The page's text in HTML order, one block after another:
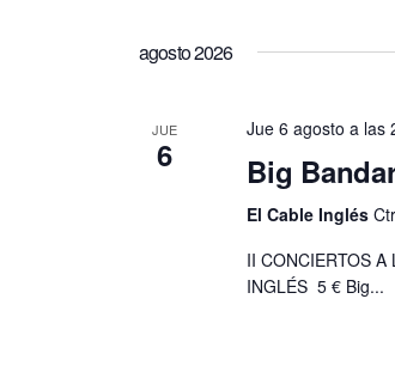
c
c
n
a
agosto 2026
JUE
6
Jue 6 agosto a las
Big
El Cable Inglés
II CONCIERTOS A
INGLÉS 5 € Big...